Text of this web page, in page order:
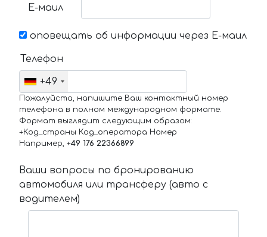
Е-маил
оповещать об информации через Е-маил
Телефон
+49
Пожалуйста, напишите Ваш контактный номер
телефона в полном международном формате.
Формат выглядит следующим образом:
+Код_страны Код_оператора Номер
Например, +49 176 22366899
Ваши вопросы по бронированию
автомобиля или трансферу (авто с
водителем)